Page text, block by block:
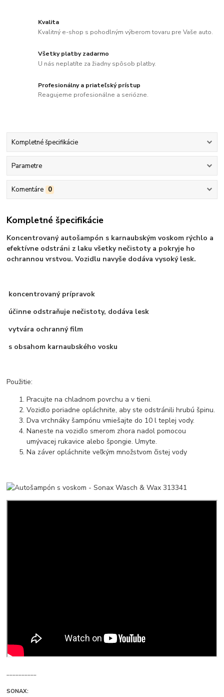
Kvalita
Kvalitný e-shop s pohodlným výberom tovaru pre Vaše auto.
Všetky platby zadarmo
U nás neplatíte za žiadny spôsob platby.
Profesionálny a priateľský prístup
Reagujeme profesionálne a seriózne.
Kompletné špecifikácie
Parametre
Komentáre 0
Kompletné špecifikácie
Koncentrovaný autošampón s karnaubským voskom rýchlo a
efektívne odstráni z laku všetky nečistoty a pokryje ho
ochrannou vrstvou. Vozidlu navyše dodáva vysoký lesk.
koncentrovaný prípravok
účinne odstraňuje nečistoty, dodáva lesk
vytvára ochranný film
s obsahom karnaubského vosku
Použitie:
Pracujte na chladnom povrchu a v tieni.
Vozidlo poriadne opláchnite, aby ste odstránili hrubú špinu.
Dva vrchnáky šampónu vmiešajte do 10 l teplej vody.
Naneste na vozidlo smerom zhora nadol pomocou
umývacej rukavice alebo špongie. Umyte.
Na záver opláchnite veľkým množstvom čistej vody
SONAX: